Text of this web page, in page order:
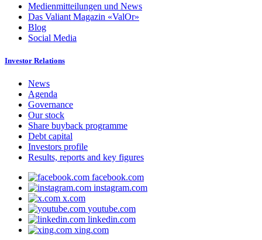
Medienmitteilungen und News
Das Valiant Magazin «ValOr»
Blog
Social Media
Investor Relations
News
Agenda
Governance
Our stock
Share buyback programme
Debt capital
Investors profile
Results, reports and key figures
facebook.com
instagram.com
x.com
youtube.com
linkedin.com
xing.com